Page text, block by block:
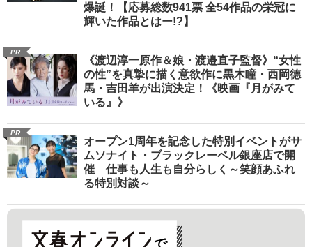
爆誕！【応募総数941票 全54作品の栄冠に
輝いた作品とはー!?】
PR
《渡辺淳一原作＆娘・渡邉直子監督》“女性
の性”を真摯に描く意欲作に黒木瞳・西岡德
馬・吉田羊が出演決定！《映画『月がみて
いる』》
PR
オープン1周年を記念した特別イベントがサ
ムソナイト・ブラックレーベル銀座店で開
催 仕事も人生も自分らしく～笑顔あふれ
る特別対談～